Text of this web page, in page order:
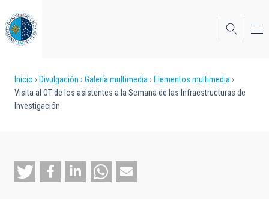
al
contenido
principal
Sobrescribir
enlaces
a
la
Inicio Divulgación Galería multimedia
Elementos multimedia
Visita al OT de los asistentes a la Semana de las Infraestructuras de
Investigación